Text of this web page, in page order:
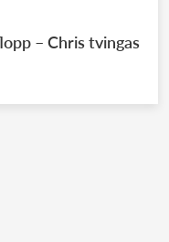
– Chris tvingas